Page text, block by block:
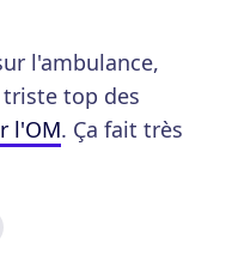
l'ambulance,
top des
l'OM. Ça fait très